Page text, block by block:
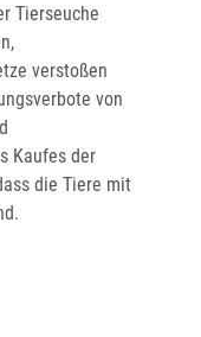
Tierseuche
verstoßen
von
Kaufes der
die Tiere mit